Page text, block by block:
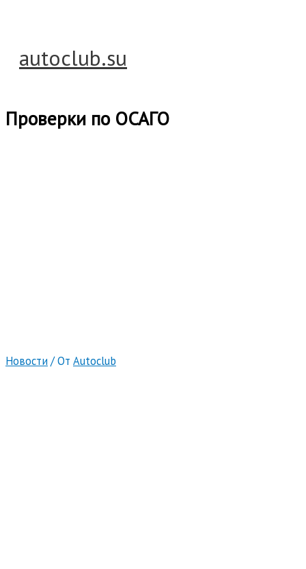
autoclub.su
Проверки по ОСАГО
Новости / От Autoclub